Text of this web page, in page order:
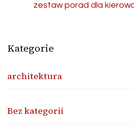
zestaw porad dla
Kategorie
architektura
Bez kategorii